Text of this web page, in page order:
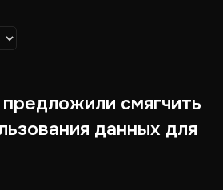
смягчить
данных для